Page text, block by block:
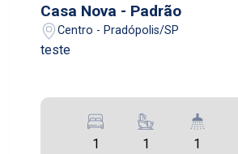
Casa Nova - Padrão
Centro - Pradópolis/SP
teste
1 1 1